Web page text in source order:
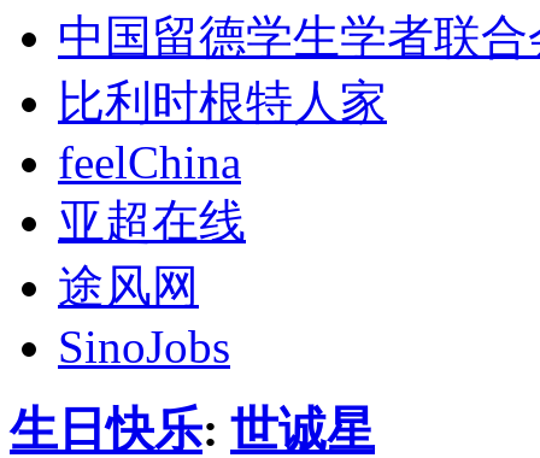
中国留德学生学者联合
比利时根特人家
feelChina
亚超在线
途风网
SinoJobs
生日快乐: 世诚星